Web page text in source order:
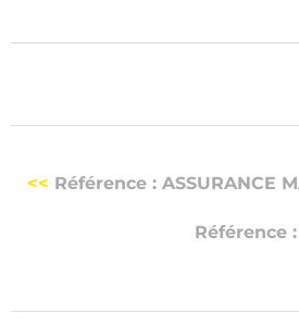
<< Référence : ASSURANCE
Référence